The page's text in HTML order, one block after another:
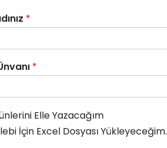
*
*
Elle Yazacağım
İçin Excel Dosyası Yükleyeceğim.